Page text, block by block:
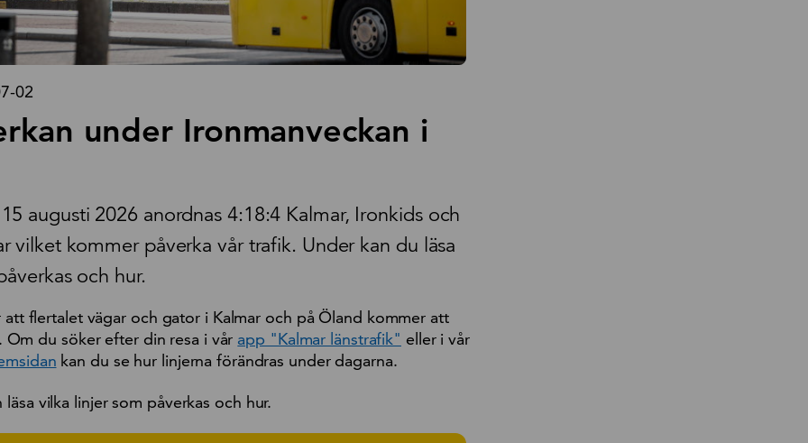
02
under Ironmanveckan i
augusti 2026 anordnas 4:18:4 Kalmar, Ironkids och
vilket kommer påverka vår trafik. Under kan du läsa
och hur.
att flertalet vägar och gator i Kalmar och på Öland kommer att
Om du söker efter din resa i vår app "Kalmar länstrafik" eller i vår
kan du se hur linjerna förändras under dagarna.
vilka linjer som påverkas och hur.